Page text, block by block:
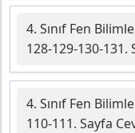
4. Sınıf Fen
128-129-130-131.
4. Sınıf Fen
110-111. Sayfa